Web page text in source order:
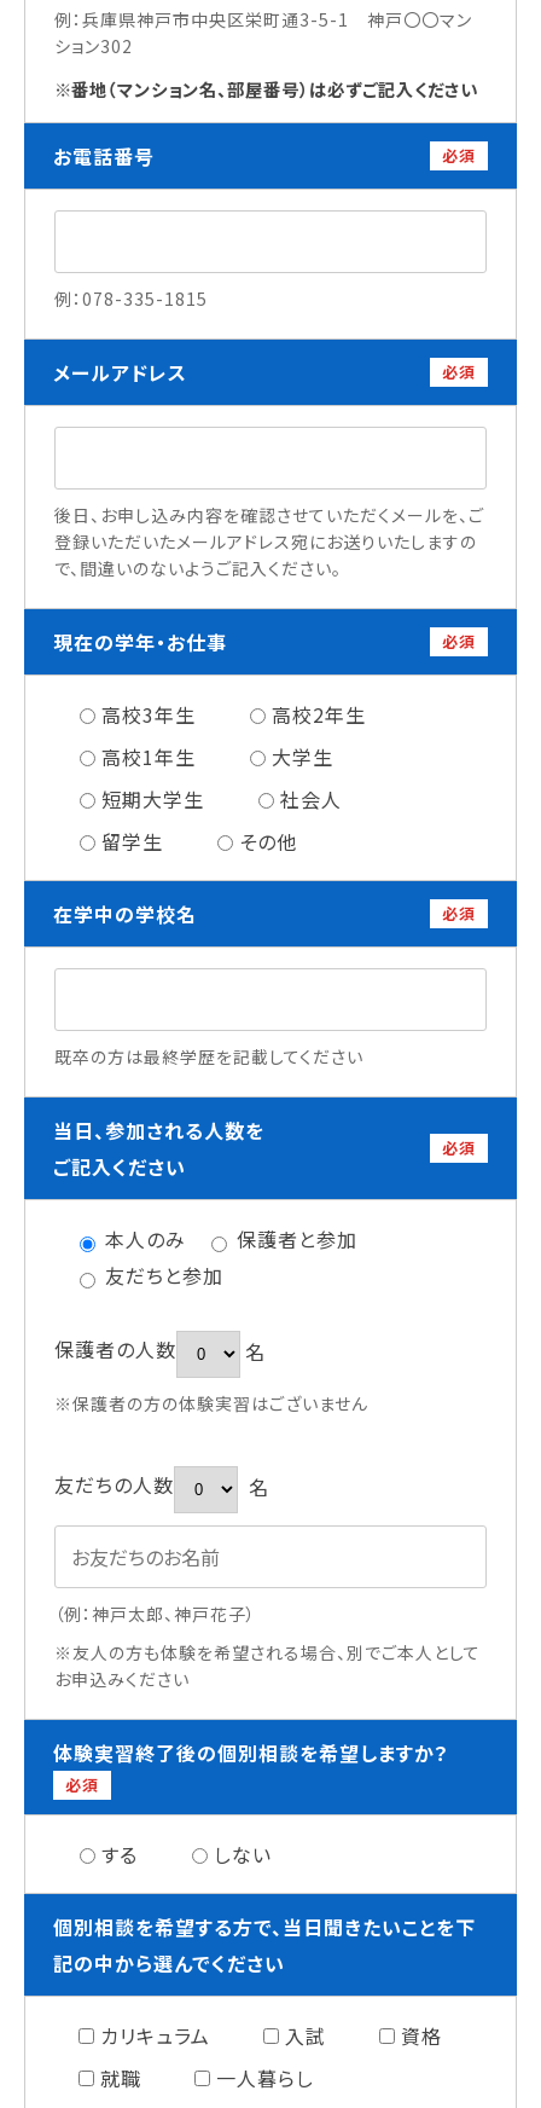
訪問者別
高校生の方へ
社会人・大学生・短大生の方へ
卒業生の方へ・
各種証明書の申請について
企業担当者の方へ
ブログ
情報公開
よくあるご質問
例：兵庫県神戸市中央区栄町通3-5-1 神戸〇〇マン
ション302
番地（マンション名、部屋番号）は必ずご記入ください
お電話番号 必須
例：078-335-1815
メールアドレス 必須
後日、お申し込み内容を確認させていただくメールを、ご
登録いただいたメールアドレス宛にお送りいたしますの
で、間違いのないようご記入ください。
現在の学年・お仕事 必須
高校3年生
高校2年生
高校1年生
大学生
短期大学生
社会人
留学生
その他
在学中の学校名 必須
既卒の方は最終学歴を記載してください
当日、参加される人数を
ご記入ください
必須
本人のみ
保護者と参加
友だちと参加
保護者の人数 名
※保護者の方の体験実習はございません
友だちの人数 名
（例：神戸太郎、神戸花子）
※友人の方も体験を希望される場合、別でご本人として
お申込みください
体験実習終了後の個別相談を希望しますか？
必須
する しない
個別相談を希望する方で、当日聞きたいことを下
記の中から選んでください
カリキュラム 入試
資格
就職
一人暮らし